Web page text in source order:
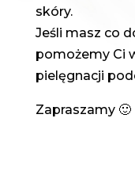
skóry.
Jeśli masz co
pomożemy Ci
pielęgnacji
Zapraszamy 🙂